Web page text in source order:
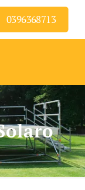
0396368713